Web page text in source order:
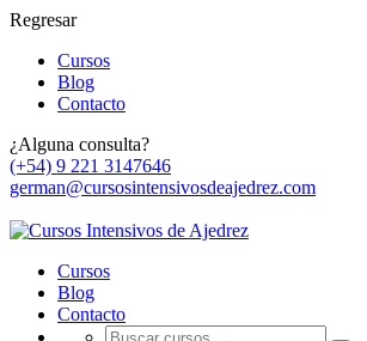
Regresar
Cursos
Blog
Contacto
¿Alguna consulta?
(+54) 9 221 3147646
german@cursosintensivosdeajedrez.com
Cursos
Blog
Contacto